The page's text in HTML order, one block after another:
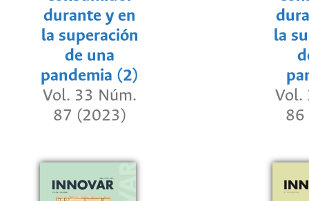
durante y en
la superación
de una
pandemia (2)
Vol. 33 Núm.
87 (2023)
la
Vol.
86